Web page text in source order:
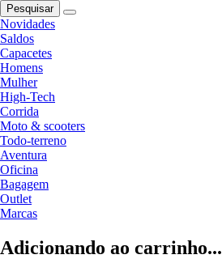
Pesquisar
Novidades
Saldos
Capacetes
Homens
Mulher
High-Tech
Corrida
Moto & scooters
Todo-terreno
Aventura
Oficina
Bagagem
Outlet
Marcas
Adicionando ao carrinho...